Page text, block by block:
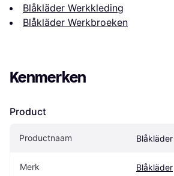
Blåkläder Werkkleding
Blåkläder Werkbroeken
Kenmerken
Product
Productnaam
Merk Blåkläder